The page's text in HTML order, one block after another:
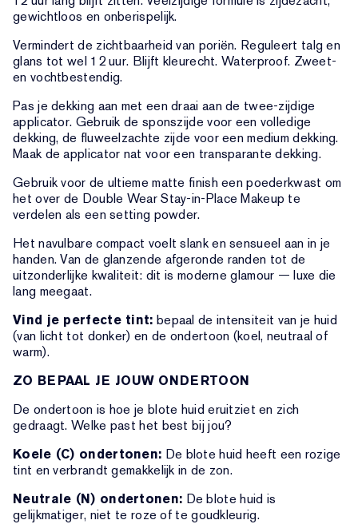
gewichtloos en onberispelijk.
Vermindert de zichtbaarheid van poriën. Reguleert talg en
glans tot wel 12 uur. Blijft kleurecht. Waterproof. Zweet-
en vochtbestendig.
Pas je dekking aan met een draai aan de twee-zijdige
applicator. Gebruik de sponszijde voor een volledige
dekking, de fluweelzachte zijde voor een medium dekking.
Maak de applicator nat voor een transparante dekking.
Gebruik voor de ultieme matte finish een poederkwast om
het over de Double Wear Stay-in-Place Makeup te
verdelen als een setting powder.
Het navulbare compact voelt slank en sensueel aan in je
handen. Van de glanzende afgeronde randen tot de
uitzonderlijke kwaliteit: dit is moderne glamour — luxe die
lang meegaat.
Vind je perfecte tint: bepaal de intensiteit van je huid
(van licht tot donker) en de ondertoon (koel, neutraal of
warm).
ZO BEPAAL JE JOUW ONDERTOON
De ondertoon is hoe je blote huid eruitziet en zich
gedraagt. Welke past het best bij jou?
Koele (C) ondertonen: De blote huid heeft een rozige
tint en verbrandt gemakkelijk in de zon.
Neutrale (N) ondertonen: De blote huid is
gelijkmatiger, niet te roze of te goudkleurig.